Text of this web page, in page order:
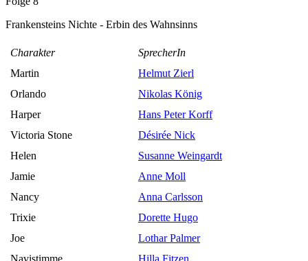
Folge 8
Frankensteins Nichte - Erbin des Wahnsinns
Charakter
SprecherIn
Martin
Helmut Zierl
Orlando
Nikolas König
Harper
Hans Peter Korff
Victoria Stone
Désirée Nick
Helen
Susanne Weingardt
Jamie
Anne Moll
Nancy
Anna Carlsson
Trixie
Dorette Hugo
Joe
Lothar Palmer